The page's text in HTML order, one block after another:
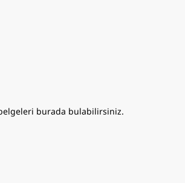
burada bulabilirsiniz.